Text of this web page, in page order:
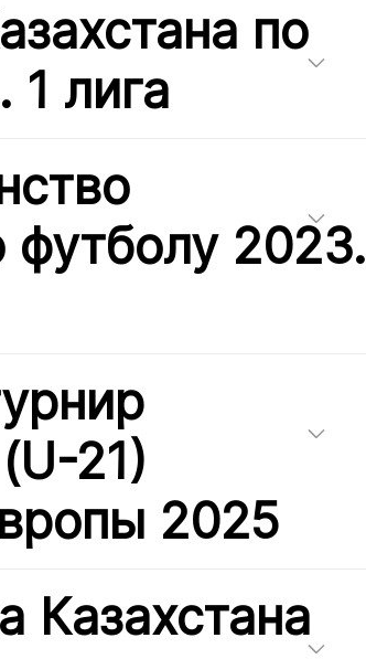
по
1 лига
футболу 2023.
21)
2025
Казахстана